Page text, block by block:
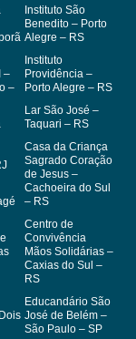
–
–
Instituto São
Benedito – Porto
Alegre – RS
Instituto
Providência –
Porto Alegre – RS
Lar São José –
Taquari – RS
Casa da Criança
Sagrado Coração
de Jesus –
Cachoeira do Sul
– RS
Centro de
Convivência
Mãos Solidárias –
Caxias do Sul –
RS
Educandário São
José de Belém –
São Paulo – SP